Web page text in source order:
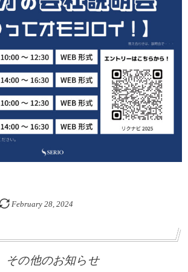
February 28, 2024
その他のお知らせ